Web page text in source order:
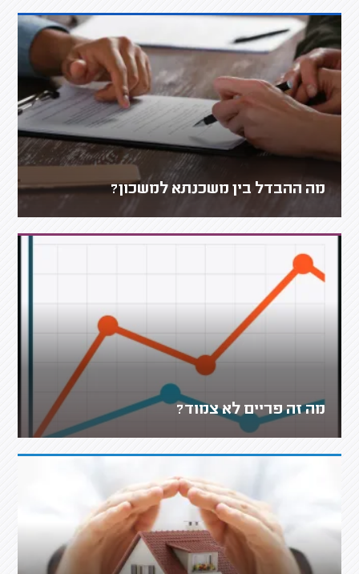
מה ההבדל בין משכנתא למשכון?
מה זה פריים לא צמוד?